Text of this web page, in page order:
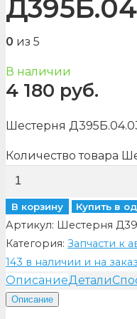
0 из 5
В наличии
4 180 руб.
Шестерня
Количество товара
В корзину Купить в
Артикул: Шестерня
Категория: Запчасти к
143 в наличии и на заказ
ОписаниеДетали
Описание